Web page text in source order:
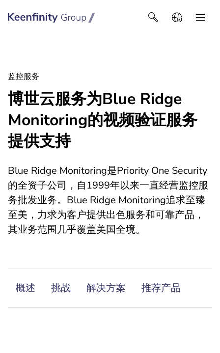
Keenfinity Group智慧建築技術
监控服务
博世云服务为Blue Ridge
Monitoring的视频验证服务
提供支持
Blue Ridge Monitoring是Priority One Security
的全资子公司，自1999年以来一直经营监控服
务批发业务。Blue Ridge Monitoring追求至臻
至美，力求为客户提供出色服务和可靠产品，
其业务范围几乎覆盖美国全境。
概述 挑战 解决方案 推荐产品